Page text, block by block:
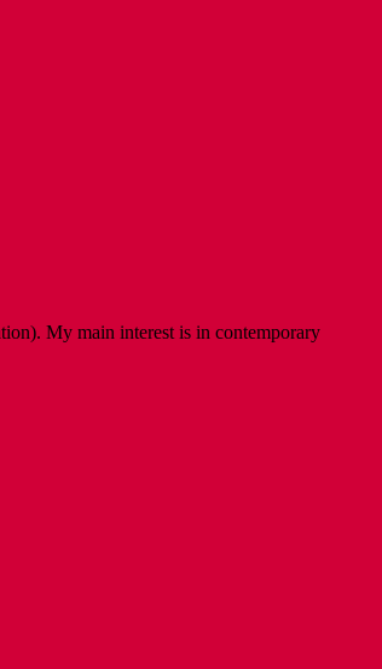
My main interest is in contemporary